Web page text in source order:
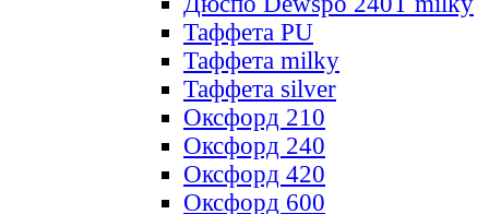
Таффета PU
Таффета milky
Таффета silver
Оксфорд 210
Оксфорд 240
Оксфорд 420
Оксфорд 600